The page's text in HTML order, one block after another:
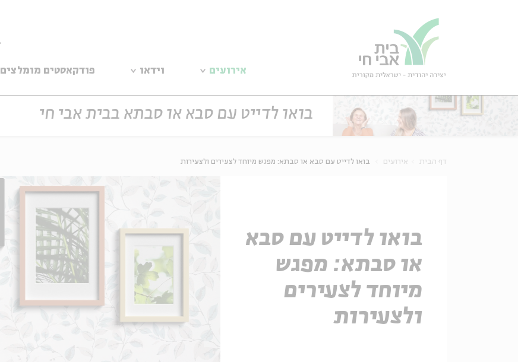
אירועים וידאו פודקאסטים מומלצים
בואו לדייט עם סבא או סבתא בבית אבי חי
דף הבית אירועים בואו לדייט עם סבא או סבתא: מפגש מיוחד לצעירים ולצעירות
בואו לדייט עם סבא
או סבתא: מפגש
מיוחד לצעירים
ולצעירות